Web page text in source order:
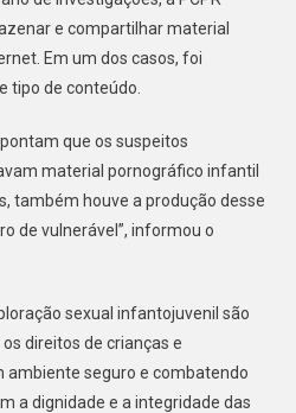
e compartilhar material
Em um dos casos, foi
tipo de conteúdo.
que os suspeitos
material pornográfico infantil
também houve a produção desse
de vulnerável”, informou o
sexual infantojuvenil são
direitos de crianças e
ambiente seguro e combatendo
a dignidade e a integridade das